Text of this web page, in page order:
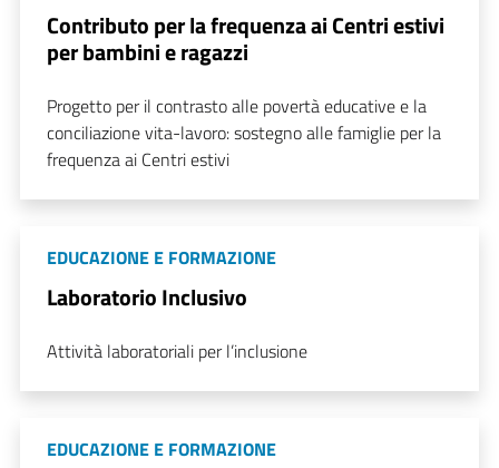
Contributo per la frequenza ai Centri estivi
per bambini e ragazzi
Progetto per il contrasto alle povertà educative e la
conciliazione vita-lavoro: sostegno alle famiglie per la
frequenza ai Centri estivi
EDUCAZIONE E FORMAZIONE
Laboratorio Inclusivo
Attività laboratoriali per l’inclusione
EDUCAZIONE E FORMAZIONE